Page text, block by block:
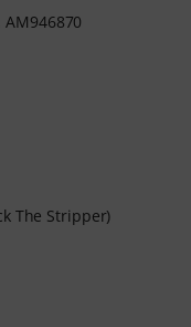
AM946870
The Stripper)